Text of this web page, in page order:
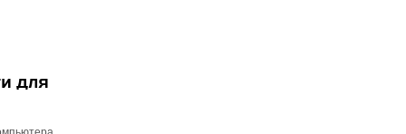
для